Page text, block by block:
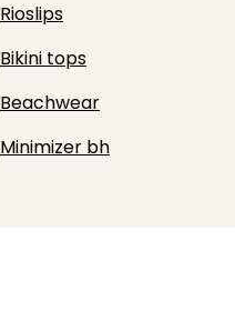
Rioslips
Bikini tops
Beachwear
Minimizer bh